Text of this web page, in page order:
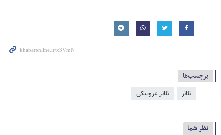
برچسب‌ها
تئاتر تئاتر عروسکی
نظر شما